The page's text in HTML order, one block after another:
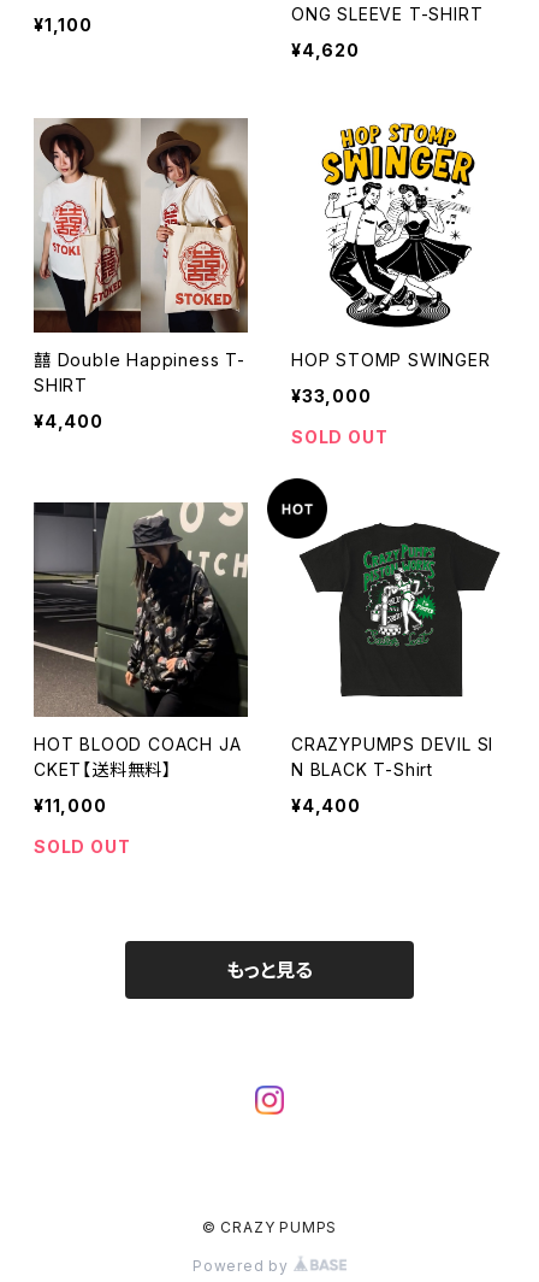
¥1,100
ONG SLEEVE T-SHIRT
¥4,620
囍 Double Happiness T-
SHIRT
¥4,400
HOP STOMP SWINGER
¥33,000
SOLD OUT
HOT BLOOD COACH JA
CKET【送料無料】
¥11,000
SOLD OUT
CRAZYPUMPS DEVIL SI
N BLACK T-Shirt
¥4,400
もっと見る
© CRAZY PUMPS
Powered by